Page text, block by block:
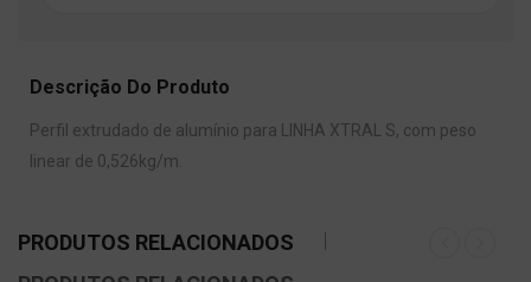
Descrição Do Produto
Perfil extrudado de alumínio para LINHA XTRAL S, com peso
linear de 0,526kg/m.
PRODUTOS RELACIONADOS